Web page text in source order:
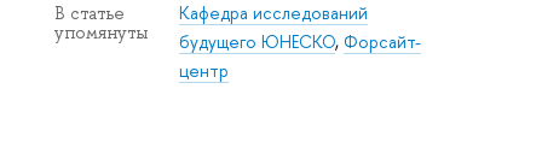
В статье
упомянуты
Кафедра исследований
будущего ЮНЕСКО,Форсайт-
центр